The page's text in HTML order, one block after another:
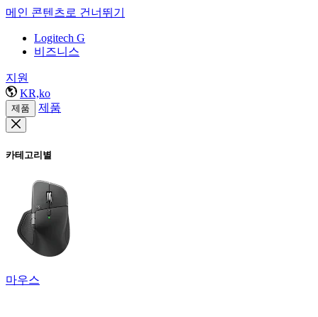
메인 콘텐츠로 건너뛰기
Logitech G
비즈니스
지원
KR,ko
제품 제품
카테고리별
마우스